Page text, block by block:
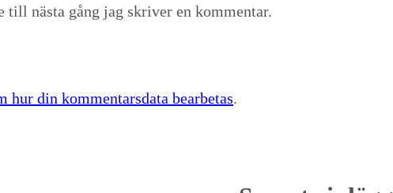
till nästa gång jag skriver en kommentar.
hur din kommentarsdata bearbetas.